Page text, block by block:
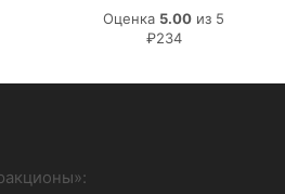
Оценка 5.00 из 5
₽234